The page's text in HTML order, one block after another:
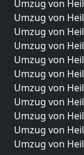
Umzug von
Umzug von
Umzug von
Umzug von
Umzug von
Umzug von
Umzug von
Umzug von
Umzug von
Umzug von
Umzug von